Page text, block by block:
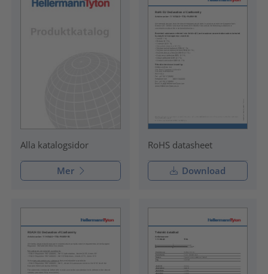
Alla katalogsidor
Mer
RoHS datasheet
Download